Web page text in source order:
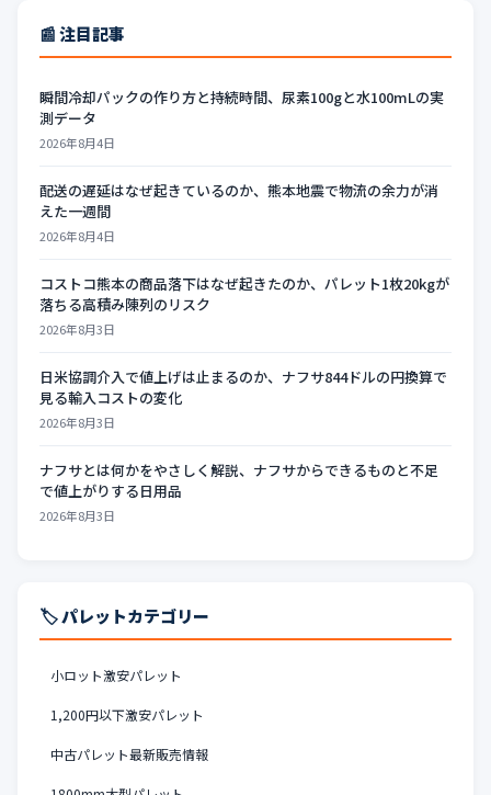
📰 注目記事
瞬間冷却パックの作り方と持続時間、尿素100gと水100mLの実
測データ
2026年8月4日
配送の遅延はなぜ起きているのか、熊本地震で物流の余力が消
えた一週間
2026年8月4日
コストコ熊本の商品落下はなぜ起きたのか、パレット1枚20kgが
落ちる高積み陳列のリスク
2026年8月3日
日米協調介入で値上げは止まるのか、ナフサ844ドルの円換算で
見る輸入コストの変化
2026年8月3日
ナフサとは何かをやさしく解説、ナフサからできるものと不足
で値上がりする日用品
2026年8月3日
🏷️ パレットカテゴリー
小ロット激安パレット
1,200円以下激安パレット
中古パレット最新販売情報